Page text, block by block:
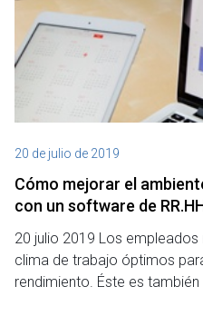
20 de julio de 2019
Cómo mejorar el
con un software de
20 julio 2019 Los empleados
clima de trabajo óptimos
rendimiento. Éste es también